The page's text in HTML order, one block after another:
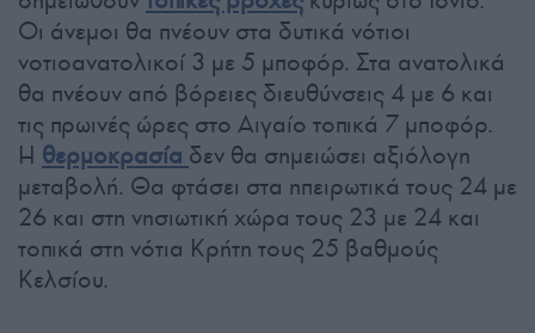
Οι άνεμοι θα πνέουν στα δυτικά νότιοι
νοτιοανατολικοί 3 με 5 μποφόρ. Στα ανατολικά
θα πνέουν από βόρειες διευθύνσεις 4 με 6 και
τις πρωινές ώρες στο Αιγαίο τοπικά 7 μποφόρ.
Η θερμοκρασία δεν θα σημειώσει αξιόλογη
μεταβολή. Θα φτάσει στα ηπειρωτικά τους 24 με
26 και στη νησιωτική χώρα τους 23 με 24 και
τοπικά στη νότια Κρήτη τους 25 βαθμούς
Κελσίου.